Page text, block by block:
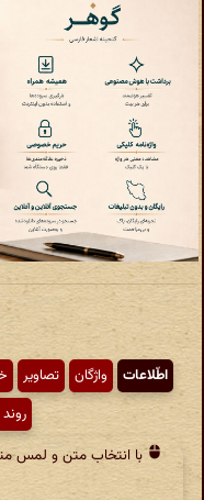
اطّلاعات واژگان تصاویر
روند
با انتخاب متن و لمس